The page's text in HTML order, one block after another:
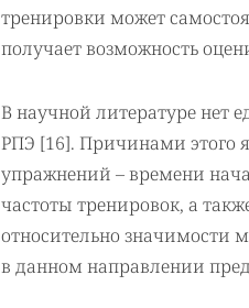
тренировки может
получает возможность
В научной литературе нет
РПЭ [16]. Причинами этого
упражнений – времени
частоты тренировок, а
относительно значимости
в данном направлении